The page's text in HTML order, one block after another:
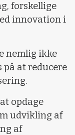
forskellige
innovation i
nemlig ikke
på at reducere
opdage
udvikling af
af